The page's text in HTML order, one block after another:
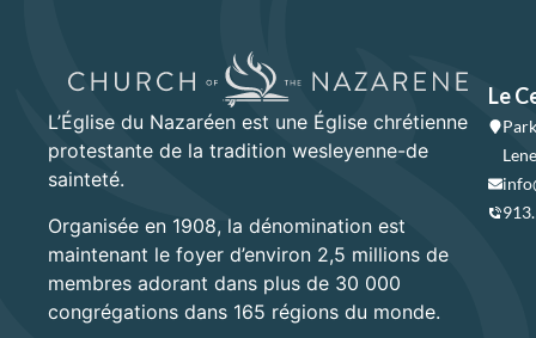
L’Église du Nazaréen est une Église chrétienne
protestante de la tradition wesleyenne-de
sainteté.
Organisée en 1908, la dénomination est
maintenant le foyer d’environ 2,5 millions de
membres adorant dans plus de 30 000
congrégations dans 165 régions du monde.
Le